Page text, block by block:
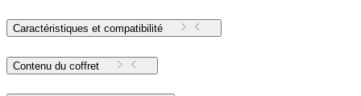
Caractéristiques et compatibilité
Contenu du coffret